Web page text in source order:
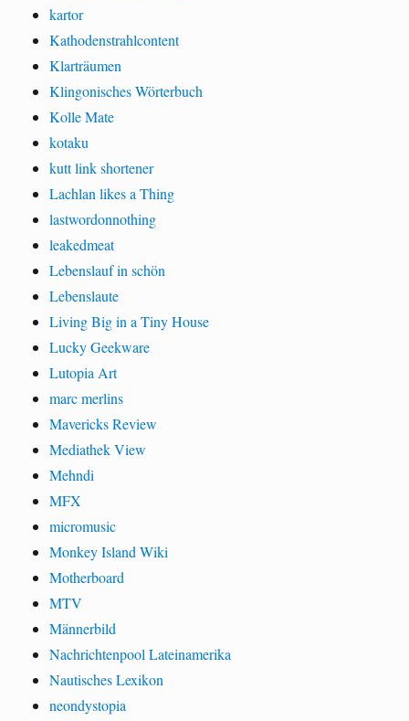
kartor
Kathodenstrahlcontent
Klarträumen
Klingonisches Wörterbuch
Kolle Mate
kotaku
kutt link shortener
Lachlan likes a Thing
lastwordonnothing
leakedmeat
Lebenslauf in schön
Lebenslaute
Living Big in a Tiny House
Lucky Geekware
Lutopia Art
marc merlins
Mavericks Review
Mediathek View
Mehndi
MFX
micromusic
Monkey Island Wiki
Motherboard
MTV
Männerbild
Nachrichtenpool Lateinamerika
Nautisches Lexikon
neondystopia